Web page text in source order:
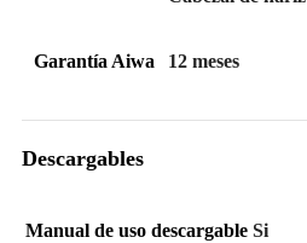
Garantía Aiwa 12 meses
Descargables
Manual de uso descargable Si